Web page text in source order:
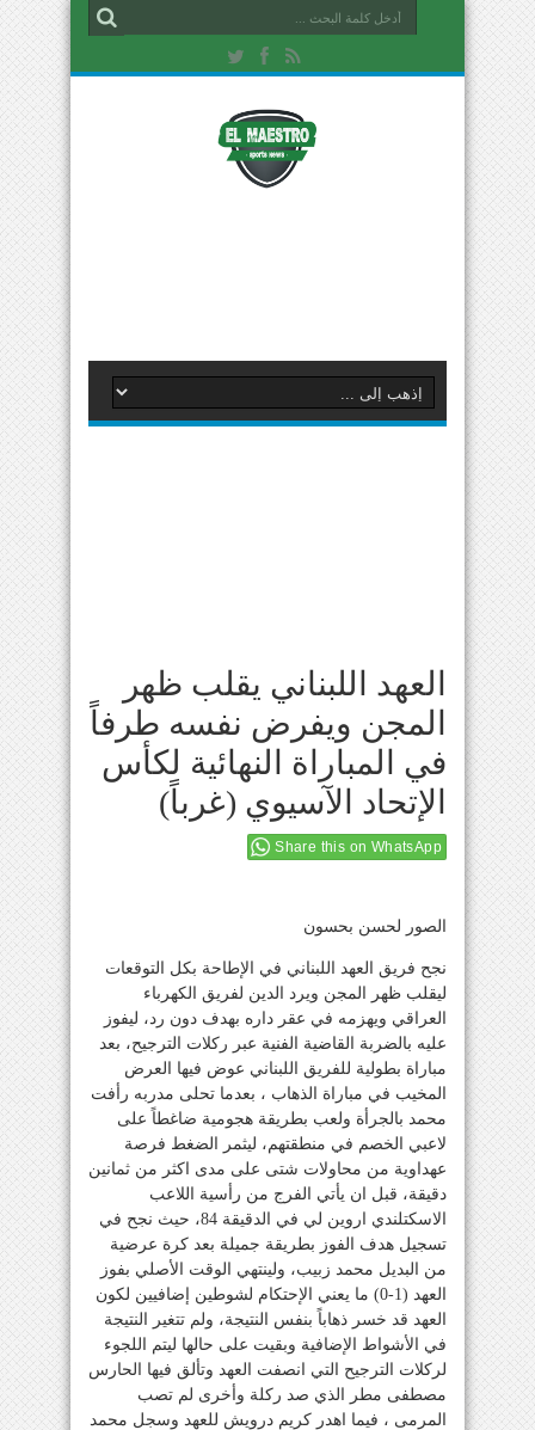
العهد اللبناني يقلب ظهر
المجن ويفرض نفسه طرفاً
في المباراة النهائية لكأس
الإتحاد الآسيوي (غرباً)
Share this on WhatsApp
الصور لحسن بحسون
نجح فريق العهد اللبناني في الإطاحة بكل التوقعات
ليقلب ظهر المجن ويرد الدين لفريق الكهرباء
العراقي ويهزمه في عقر داره بهدف دون رد، ليفوز
عليه بالضربة القاضية الفنية عبر ركلات الترجيح، بعد
مباراة بطولية للفريق اللبناني عوض فيها العرض
المخيب في مباراة الذهاب ، بعدما تحلى مدربه رأفت
محمد بالجرأة ولعب بطريقة هجومية ضاغطاً على
لاعبي الخصم في منطقتهم، ليثمر الضغط فرصة
عهداوية من محاولات شتى على مدى اكثر من ثمانين
دقيقة، قبل ان يأتي الفرج من رأسية اللاعب
الاسكتلندي اروين لي في الدقيقة 84، حيث نجح في
تسجيل هدف الفوز بطريقة جميلة بعد كرة عرضية
من البديل محمد زبيب، ولينتهي الوقت الأصلي بفوز
العهد (1-0) ما يعني الإحتكام لشوطين إضافيين لكون
العهد قد خسر ذهاباً بنفس النتيجة، ولم تتغير النتيجة
في الأشواط الإضافية وبقيت على حالها ليتم اللجوء
لركلات الترجيح التي انصفت العهد وتألق فيها الحارس
مصطفى مطر الذي صد ركلة وأخرى لم تصب
المرمى ، فيما اهدر كريم درويش للعهد وسجل محمد